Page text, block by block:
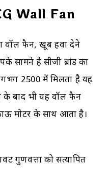
Wall Fan
वॉल फैन, खूब हवा देने
सामने है सीजी ब्रांड का
₹2500 में मिलता है यह
के बाद भी यह वॉल फैन
मोटर के साथ आता है।
गुणवत्ता को सत्यापित